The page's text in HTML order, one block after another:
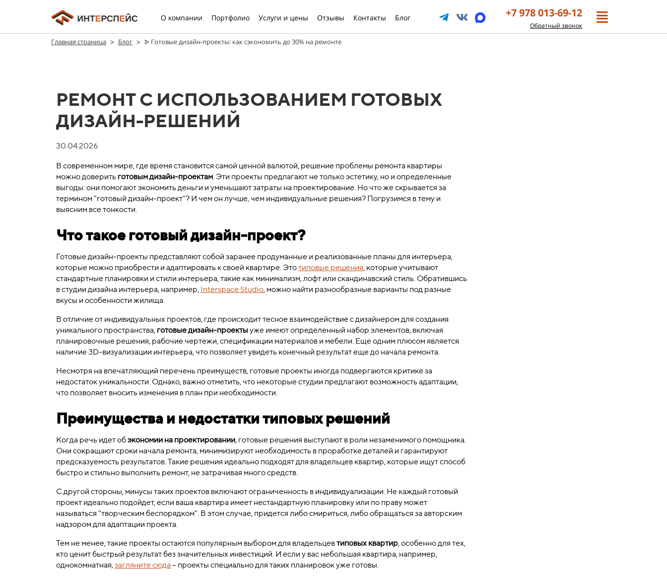
О компании Портфолио Услуги и цены Отзывы Контакты Блог +7 978 013-69-12
Обратный звонок
Главная страница > Блог > ᐉ Готовые дизайн-проекты: как сэкономить до 30% на ремонте
РЕМОНТ С ИСПОЛЬЗОВАНИЕМ ГОТОВЫХ
ДИЗАЙН-РЕШЕНИЙ
30.04.2026
В современном мире, где время становится самой ценной валютой, решение проблемы ремонта квартиры
можно доверить готовым дизайн-проектам. Эти проекты предлагают не только эстетику, но и определенные
выгоды: они помогают экономить деньги и уменьшают затраты на проектирование. Но что же скрывается за
термином "готовый дизайн-проект"? И чем он лучше, чем индивидуальные решения? Погрузимся в тему и
выясним все тонкости.
Что такое готовый дизайн-проект?
Готовые дизайн-проекты представляют собой заранее продуманные и реализованные планы для интерьера,
которые можно приобрести и адаптировать к своей квартире. Этотиповые решения, которые учитывают
стандартные планировки и стили интерьера, такие как минимализм, лофт или скандинавский стиль. Обратившись
в студии дизайна интерьера, например, Interspace Studio, можно найти разнообразные варианты под разные
вкусы и особенности жилища.
В отличие от индивидуальных проектов, где происходит тесное взаимодействие с дизайнером для создания
уникального пространства, готовые дизайн-проектыуже имеют определенный набор элементов, включая
планировочные решения, рабочие чертежи, спецификации материалов и мебели. Еще одним плюсом является
наличие 3D-визуализации интерьера, что позволяет увидеть конечный результат еще до начала ремонта.
Несмотря на впечатляющий перечень преимуществ, готовые проекты иногда подвергаются критике за
недостаток уникальности. Однако, важно отметить, что некоторые студии предлагают возможность адаптации,
что позволяет вносить изменения в план при необходимости.
Преимущества и недостатки типовых решений
Когда речь идет обэкономии на проектировании, готовые решения выступают в роли незаменимого помощника.
Они сокращают сроки начала ремонта, минимизируют необходимость в проработке деталей и гарантируют
предсказуемость результатов. Такие решения идеально подходят для владельцев квартир, которые ищут способ
быстро и стильно выполнить ремонт, не затрачивая много средств.
С другой стороны, минусы таких проектов включают ограниченность в индивидуализации. Не каждый готовый
проект идеально подойдет, если ваша квартира имеет нестандартную планировку или по праву может
называться "творческим беспорядком". В этом случае, придется либо смириться, либо обращаться за авторским
надзором для адаптации проекта.
Тем не менее, такие проекты остаются популярным выбором для владельцевтиповых квартир, особенно для тех,
кто ценит быстрый результат без значительных инвестиций. И если у вас небольшая квартира, например,
однокомнатная,загляните сюда – проекты специально для таких планировок уже готовы.